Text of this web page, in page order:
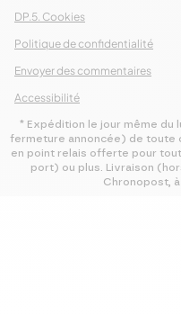
DP.5. Cookies
Politique de confidentialité
Envoyer des commentaires
Accessibilité
* Expédition le jour même du
fermeture annoncée) de toute
en point relais offerte pour
port) ou plus. Livraison
Chronopost, à